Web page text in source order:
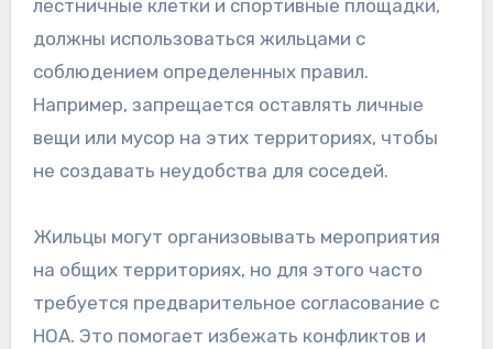
лестничные клетки и спортивные площадки,
должны использоваться жильцами с
соблюдением определенных правил.
Например, запрещается оставлять личные
вещи или мусор на этих территориях, чтобы
не создавать неудобства для соседей.
Жильцы могут организовывать мероприятия
на общих территориях, но для этого часто
требуется предварительное согласование с
HOA. Это помогает избежать конфликтов и